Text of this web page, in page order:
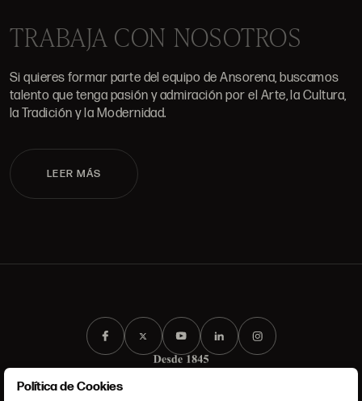
TRABAJA CON NOSOTROS
Si quieres formar parte del equipo de Ansorena, buscamos
talento que tenga pasión y admiración por el Arte, la Cultura,
la Tradición y la Modernidad.
LEER MÁS
Política de Cookies